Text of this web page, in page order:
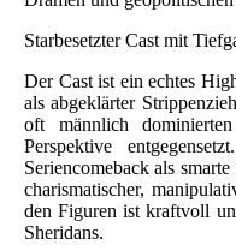
Starbesetzter Cast mit
Der Cast ist ein echtes
als abgeklärter
oft männlich
Perspektive
Seriencomeback als
charismatischer,
den Figuren ist kraftvoll
Sheridans.